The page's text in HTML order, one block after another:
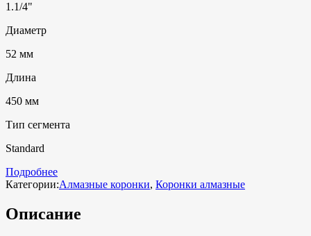
1.1/4"
Диаметр
52 мм
Длина
450 мм
Тип сегмента
Standard
Подробнее
Категории:Алмазные коронки, Коронки алмазные
Описание